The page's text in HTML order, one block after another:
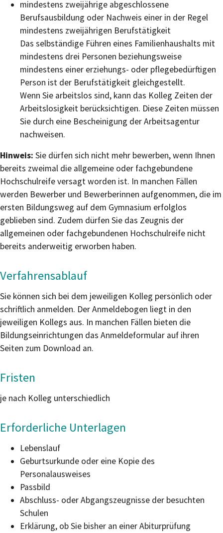
mindestens zweijährige abgeschlossene
Berufsausbildung oder Nachweis einer in der Regel
mindestens zweijährigen Berufstätigkeit
Das selbständige Führen eines Familienhaushalts mit
mindestens drei Personen beziehungsweise
mindestens einer erziehungs- oder pflegebedürftigen
Person ist der Berufstätigkeit gleichgestellt.
Wenn Sie arbeitslos sind, kann das Kolleg Zeiten der
Arbeitslosigkeit berücksichtigen. Diese Zeiten müssen
Sie durch eine Bescheinigung der Arbeitsagentur
nachweisen.
Hinweis: Sie dürfen sich nicht mehr bewerben, wenn Ihnen
bereits zweimal die allgemeine oder fachgebundene
Hochschulreife versagt worden ist. In manchen Fällen
werden Bewerber und Bewerberinnen aufgenommen, die im
ersten Bildungsweg auf dem Gymnasium erfolglos
geblieben sind. Zudem dürfen Sie das Zeugnis der
allgemeinen oder fachgebundenen Hochschulreife nicht
bereits anderweitig erworben haben.
Verfahrensablauf
Sie können sich bei dem jeweiligen Kolleg persönlich oder
schriftlich anmelden. Der Anmeldebogen liegt in den
jeweiligen Kollegs aus. In manchen Fällen bieten die
Bildungseinrichtungen das Anmeldeformular auf ihren
Seiten zum Download an.
Fristen
je nach Kolleg unterschiedlich
Erforderliche Unterlagen
Lebenslauf
Geburtsurkunde oder eine Kopie des
Personalausweises
Passbild
Abschluss- oder Abgangszeugnisse der besuchten
Schulen
Erklärung, ob Sie bisher an einer Abiturprüfung